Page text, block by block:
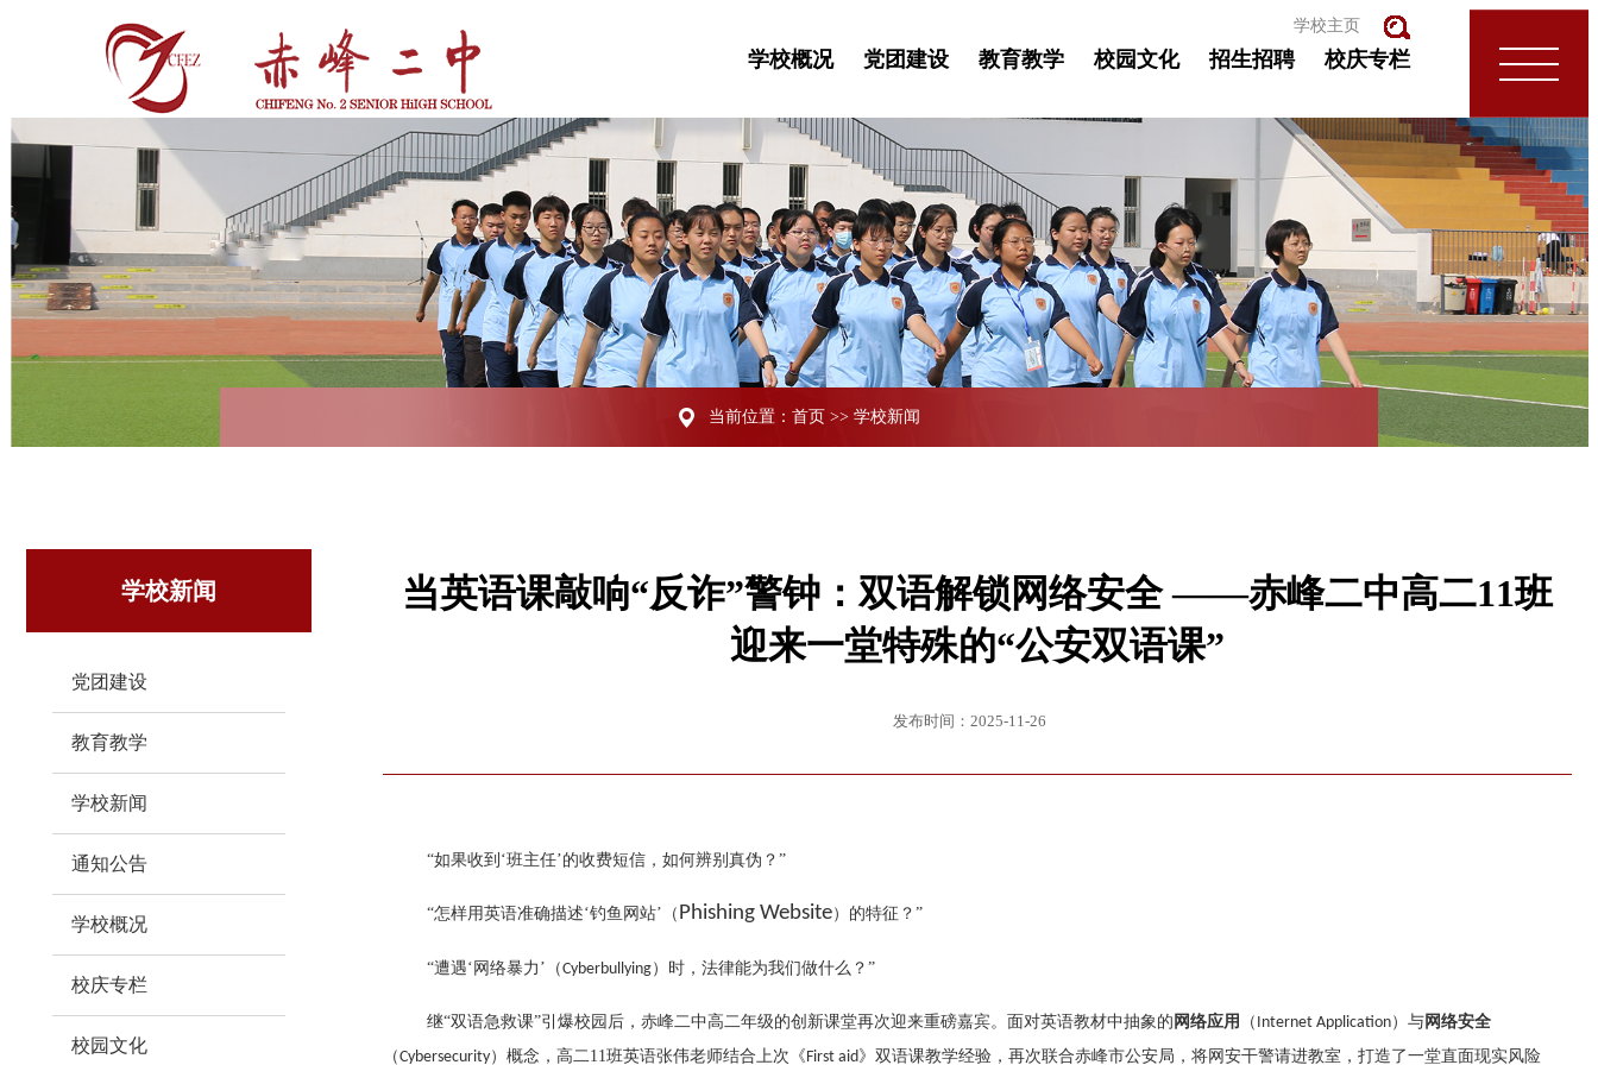
学校主页
学校概况 党团建设 教育教学 校园文化 招生招聘 校庆专栏
当前位置： 首页>> 学校新闻
学校新闻
党团建设
教育教学
学校新闻
通知公告
学校概况
校庆专栏
校园文化
当英语课敲响“反诈”警钟：双语解锁网络安全 ——赤峰二中高二11班
迎来一堂特殊的“公安双语课”
发布时间：2025-11-26
“如果收到‘班主任’的收费短信，如何辨别真伪？”
“怎样用英语准确描述‘钓鱼网站’ （ Phishing Website） 的特征？”
“遭遇‘网络暴力’ （Cyberbullying） 时，法律能为我们做什么？”
继“双语急救课”引爆校园后，赤峰二中高二年级的创新课堂再次迎来重磅嘉宾。面对英语教材中抽象的 网络应用 （ Internet Application）与网络安全
（Cybersecurity）概念，高二 11班英语张伟老师结合上次 《First aid》双语课教学经验，再次联合赤峰市公安局，将网安干警请进教室，打造了一堂直面现实风险